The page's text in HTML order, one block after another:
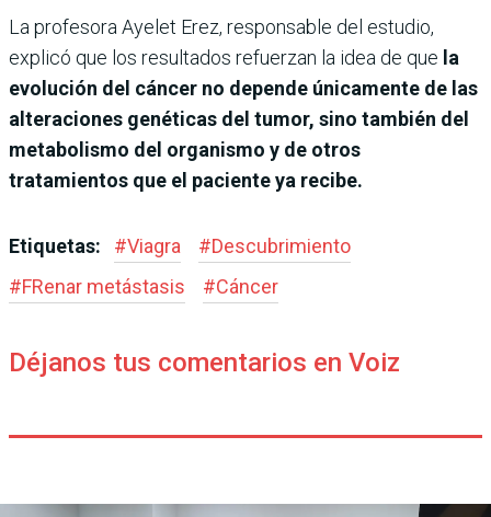
La profesora Ayelet Erez, responsable del estudio,
explicó que los resultados refuerzan la idea de que la
evolución del cáncer no depende únicamente de las
alteraciones genéticas del tumor, sino también del
metabolismo del organismo y de otros
tratamientos que el paciente ya recibe.
Etiquetas: #Viagra #Descubrimiento
#FRenar metástasis #Cáncer
Déjanos tus comentarios en Voiz